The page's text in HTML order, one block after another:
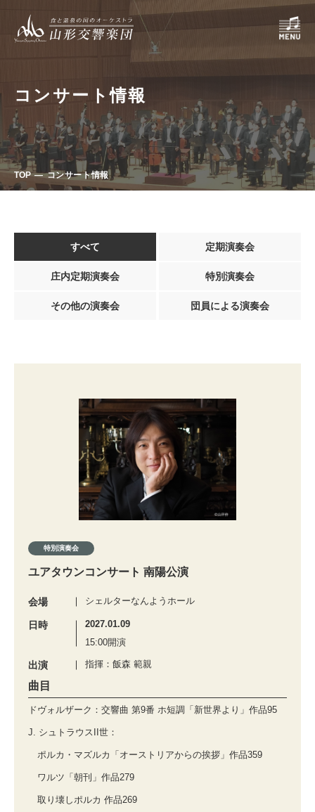
コンサート情報
TOP コンサート情報
すべて 定期演奏会
庄内定期演奏会 特別演奏会
その他の演奏会 団員による演奏会
特別演奏会
ユアタウンコンサート 南陽公演
会場 シェルターなんようホール
日時
2027.01.09
15:00開演
出演 指揮：飯森 範親
曲目
ドヴォルザーク：交響曲 第9番 ホ短調「新世界より」作品95
J. シュトラウスII世：
ポルカ・マズルカ「オーストリアからの挨拶」作品359
ワルツ「朝刊」作品279
取り壊しポルカ 作品269